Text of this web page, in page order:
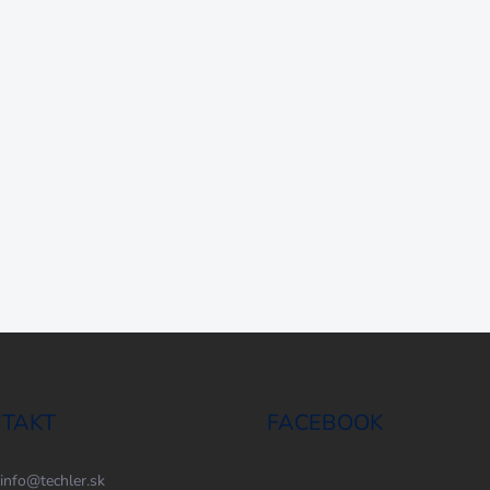
info@techler.sk
FACEBOOK